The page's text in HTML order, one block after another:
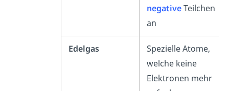
negativeTeilchen
an
Edelgas
Spezielle Atome,
welche keine
Elektronen mehr